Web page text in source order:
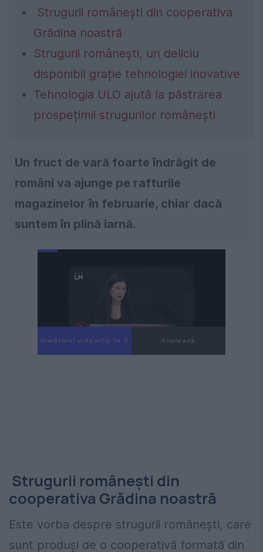
Strugurii românești din cooperativa
Grădina noastră
Strugurii românești, un deliciu
disponibil grație tehnologiei inovative
Tehnologia ULO ajută la păstrarea
prospețimii strugurilor românești
Un fruct de vară foarte îndrăgit de
români va ajunge pe rafturile
magazinelor în februarie, chiar dacă
suntem în plină iarnă.
Următorul videoclip în 4 Anulează
Strugurii românești din
cooperativa Grădina noastră
Este vorba despre strugurii românești, care
sunt produși de o cooperativă formată din